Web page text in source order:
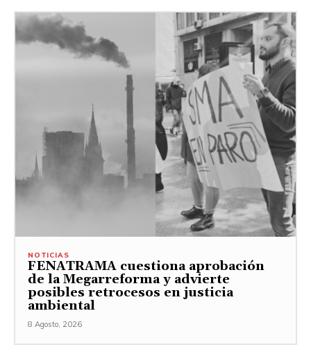
NOTICIAS
FENATRAMA cuestiona aprobación
de la Megarreforma y advierte
posibles retrocesos en justicia
ambiental
8 Agosto, 2026